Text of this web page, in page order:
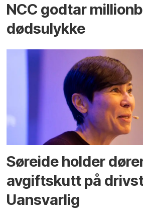
NCC godtar
dødsulykke
Søreide holder
avgiftskutt på
Uansvarlig